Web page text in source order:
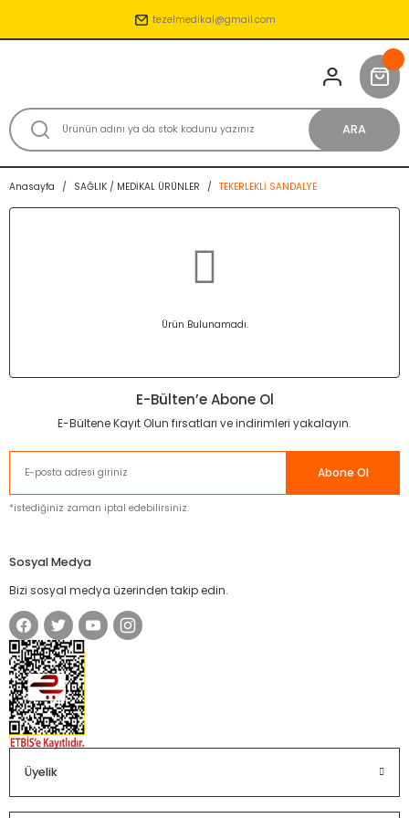
tezelmedikal@gmail.com
ARA
Anasayfa SAĞLIK / MEDİKAL ÜRÜNLER TEKERLEKLİ SANDALYE
Ürün Bulunamadı.
E-Bülten’e Abone Ol
E-Bültene Kayıt Olun fırsatları ve indirimleri yakalayın.
Abone Ol
*istediğiniz zaman iptal edebilirsiniz.
Sosyal Medya
Bizi sosyal medya üzerinden takip edin.
Üyelik